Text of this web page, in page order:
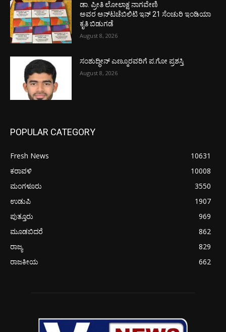
ಡಾ. ಪ್ರೀತಿ ಲೋಲಾಕ್ಷ ನಾಗವೇಣಿ
ಅವರ ಅನ್‌ಟಚೆಬಿಲಿಟಿ ಇನ್ 21 ಸೆಂಚುರಿ ಇಂಡಿಯಾ
ಕೃತಿ ಬಿಡುಗಡೆ
August 8, 2026
ಸಂಶುದ್ಧೀನ್ ಎಣ್ಮೂರವರಿಗೆ ಪ.ಗೋ ಪ್ರಶಸ್ತಿ
August 8, 2026
POPULAR CATEGORY
Fresh News
10631
ಕರಾವಳಿ
10008
ಮಂಗಳೂರು
3550
ಉಡುಪಿ
1907
ಪುತ್ತೂರು
969
ಮೂಡಬಿದರೆ
862
ರಾಜ್ಯ
829
ರಾಜಕೀಯ
662